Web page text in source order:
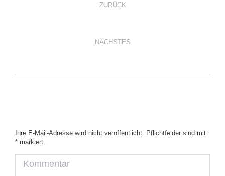
ZURÜCK
NÄCHSTES
Ihre E-Mail-Adresse wird nicht veröffentlicht. Pflichtfelder sind mit
* markiert.
Kommentar